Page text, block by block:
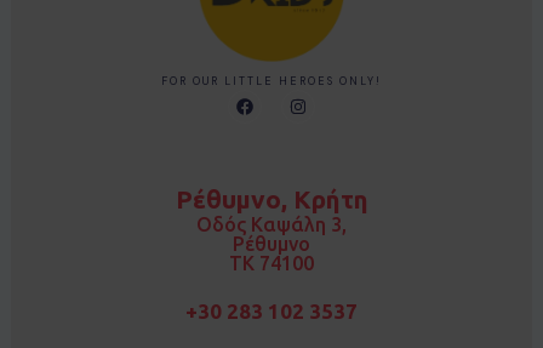
FOR OUR LITTLE HEROES ONLY!
F
a
o
k
I
n
r
a
m
Ρέθυμνο, Κρήτη
Οδός Καψάλη 3,
Ρέθυμνο
TK 74100
+30 283 102 3537